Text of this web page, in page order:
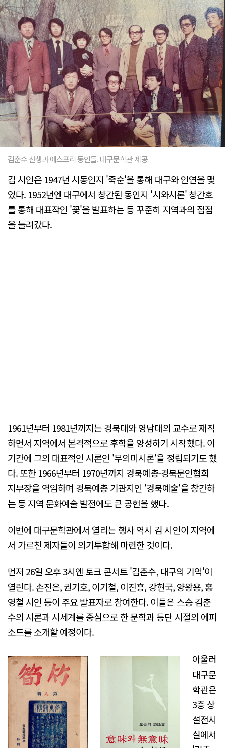
김춘수 선생과 에스프리 동인들. 대구문학관 제공
김 시인은 1947년 시동인지 '죽순'을 통해 대구와 인연을 맺
었다. 1952년엔 대구에서 창간된 동인지 '시와시론' 창간호
를 통해 대표작인 '꽃'을 발표하는 등 꾸준히 지역과의 접점
을 늘려갔다.
1961년부터 1981년까지는 경북대와 영남대의 교수로 재직
하면서 지역에서 본격적으로 후학을 양성하기 시작했다. 이
기간에 그의 대표적인 시론인 '무의미시론'을 정립되기도 했
다. 또한 1966년부터 1970년까지 경북예총·경북문인협회
지부장을 역임하며 경북예총 기관지인 '경북예술'을 창간하
는 등 지역 문화예술 발전에도 큰 공헌을 했다.
이번에 대구문학관에서 열리는 행사 역시 김 시인이 지역에
서 가르친 제자들이 의기투합해 마련한 것이다.
먼저 26일 오후 3시엔 토크 콘서트 '김춘수, 대구의 기억'이
열린다. 손진은, 권기호, 이기철, 이진흥, 강현국, 양왕용, 홍
영철 시인 등이 주요 발표자로 참여한다. 이들은 스승 김춘
수의 시론과 시세계를 중심으로 한 문학과 등단 시절의 에피
소드를 소개할 예정이다.
아울러
대구문
학관은
3층 상
설전시
실에서